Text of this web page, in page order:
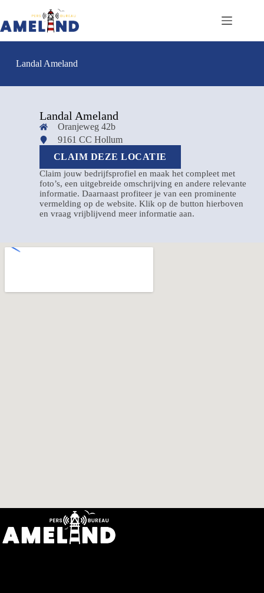
Landal Ameland
Landal Ameland
Oranjeweg 42b
9161 CC Hollum
CLAIM DEZE LOCATIE
Claim jouw bedrijfsprofiel en maak het compleet met
foto’s, een uitgebreide omschrijving en andere relevante
informatie. Daarnaast profiteer je van een prominente
vermelding op de website. Klik op de button hierboven
en vraag vrijblijvend meer informatie aan.